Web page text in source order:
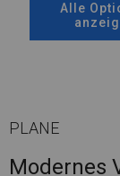
Alle
PLANE
Modernes